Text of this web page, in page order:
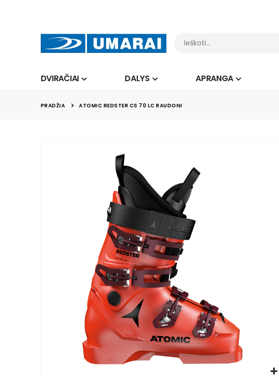
DVIRAČIAI DALYS APRANGA
PRADŽIA ATOMIC REDSTER CS 70 LC RAUDONI